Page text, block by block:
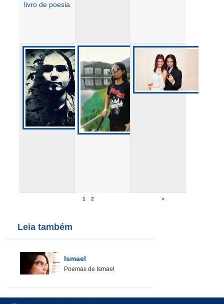
livro de poesia
1 2 >
Leia também
Ismael
Poemas de Ismael